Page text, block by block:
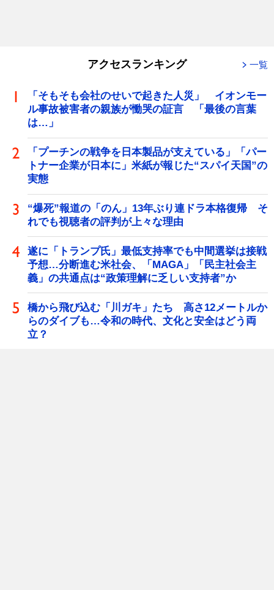
アクセスランキング 一覧
「そもそも会社のせいで起きた人災」 イオンモー
ル事故被害者の親族が慟哭の証言 「最後の言葉
は…」
「プーチンの戦争を日本製品が支えている」「パー
トナー企業が日本に」米紙が報じた“スパイ天国”の
実態
“爆死”報道の「のん」13年ぶり連ドラ本格復帰 そ
れでも視聴者の評判が上々な理由
遂に「トランプ氏」最低支持率でも中間選挙は接戦
予想…分断進む米社会、「MAGA」「民主社会主
義」の共通点は“政策理解に乏しい支持者”か
橋から飛び込む「川ガキ」たち 高さ12メートルか
らのダイブも…令和の時代、文化と安全はどう両
立？